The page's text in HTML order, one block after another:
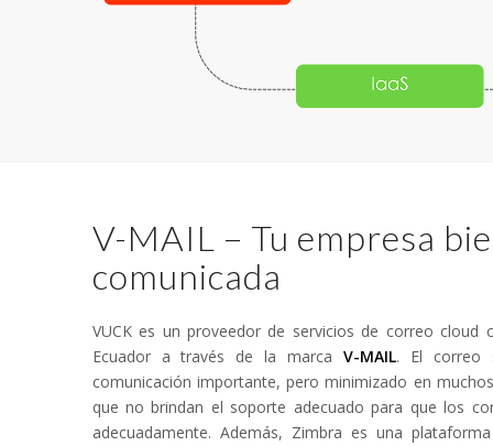
V-MAIL – Tu empresa
comunicada
VUCK es un proveedor de servicios de correo cloud
Ecuador a través de la marcaV-MAIL. El correo
comunicación importante, pero minimizado en
que no brindan el soporte adecuado para que los
adecuadamente. Además, Zimbra es una